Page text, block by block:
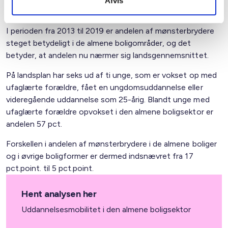
Hent analysen her
Uddannelsesmobilitet i den almene boligsektor
Flere børn af ufaglærte forældre får en uddannelse
I perioden fra 2013 til 2019 er andelen af mønsterbrydere
steget betydeligt i de almene boligområder, og det
betyder, at andelen nu nærmer sig landsgennemsnittet.
På landsplan har seks ud af ti unge, som er vokset op med
ufaglærte forældre, fået en ungdomsuddannelse eller
videregående uddannelse som 25-årig. Blandt unge med
ufaglærte forældre opvokset i den almene boligsektor er
andelen 57 pct.
Forskellen i andelen af mønsterbrydere i de almene boliger
og i øvrige boligformer er dermed indsnævret fra 17
pct.point. til 5 pct.point.